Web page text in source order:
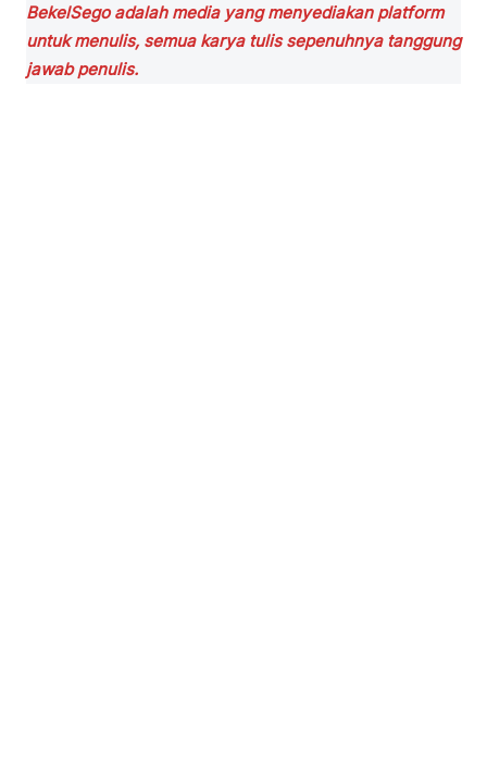
BekelSego adalah media yang menyediakan platform
untuk menulis, semua karya tulis sepenuhnya tanggung
jawab penulis.